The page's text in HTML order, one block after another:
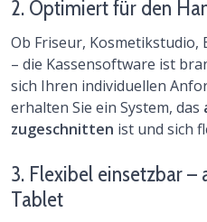
2. Optimiert für den
Ob Friseur, Kosmetikstudio,
– die Kassensoftware ist
sich Ihren individuellen
erhalten Sie ein System, das
zugeschnitten ist und sich
3. Flexibel einsetzbar
Tablet